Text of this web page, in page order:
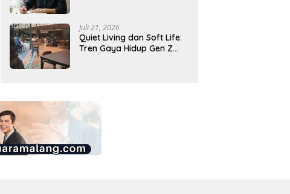
Juli 21, 2026
Quiet Living dan Soft Life:
Tren Gaya Hidup Gen Z